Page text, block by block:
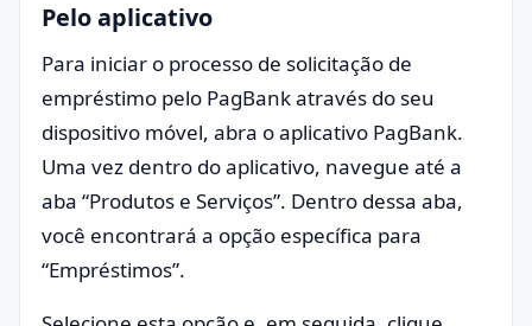
Pelo aplicativo
Para iniciar o processo de solicitação de
empréstimo pelo PagBank através do seu
dispositivo móvel, abra o aplicativo PagBank.
Uma vez dentro do aplicativo, navegue até a
aba “Produtos e Serviços”. Dentro dessa aba,
você encontrará a opção específica para
“Empréstimos”.